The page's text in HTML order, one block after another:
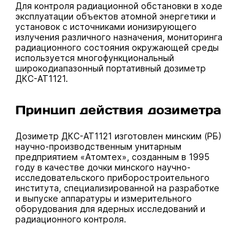
Для контроля радиационной обстановки в ходе
эксплуатации объектов атомной энергетики и
установок с источниками ионизирующего
излучения различного назначения, мониторинга
радиационного состояния окружающей среды
используется многофункциональный
широкодиапазонный портативный дозиметр
ДКС-АТ1121.
Принцип действия дозиметра
Дозиметр ДКС-АТ1121 изготовлен минским (РБ)
научно-производственным унитарным
предприятием «Атомтех», созданным в 1995
году в качестве дочки минского научно-
исследовательского приборостроительного
института, специализированной на разработке
и выпуске аппаратуры и измерительного
оборудования для ядерных исследований и
радиационного контроля.